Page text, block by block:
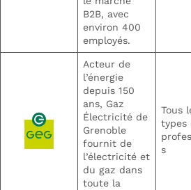
B2B, avec
environ 400
employés.
Acteur de
l’énergie
depuis 150
ans, Gaz
Électricité de
Grenoble
fournit de
l’électricité et
du gaz dans
toute la
Tous
types
s